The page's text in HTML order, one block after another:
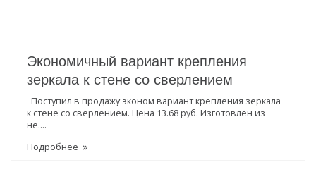
Экономичный вариант крепления
зеркала к стене со сверлением
Поступил в продажу эконом вариант крепления зеркала
к стене со сверлением. Цена 13.68 руб. Изготовлен из
не....
Подробнее